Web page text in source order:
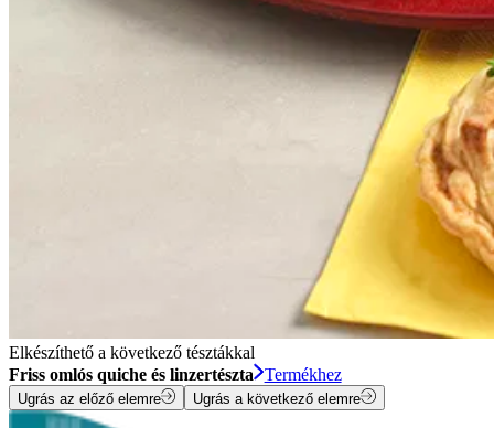
Elkészíthető a következő tésztákkal
Friss omlós quiche és linzertészta
Termékhez
Ugrás az előző elemre Ugrás a következő elemre